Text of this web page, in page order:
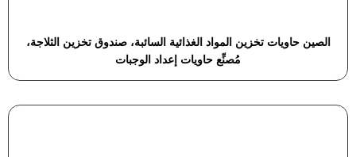
الصين حاويات تخزين المواد الغذائية السائبة، صندوق تخزين الثلاجة،
مُصنِّع حاويات إعداد الوجبات